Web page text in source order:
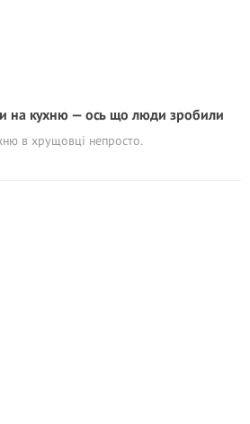
на кухню — ось що люди зробили
в хрущовці непросто.